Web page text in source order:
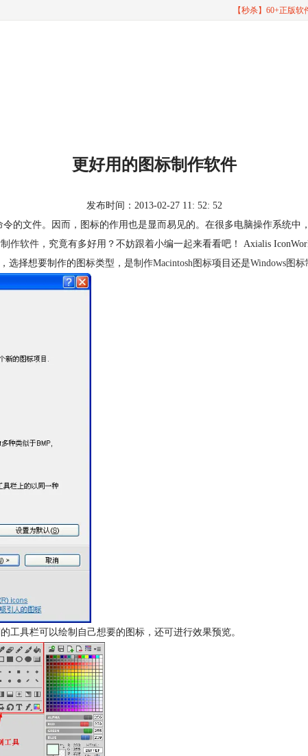
【秒杀】60+正版
更好用的图标制作软件
发布时间：2013-02-27 11: 52: 52
的文件。因而，图标的作用也是显而易见的。在很多电脑操作系统
作软件 ，究竟有多好用？不妨跟着小编一起来看看吧！ Axialis
选择想要制作的图标类型，是制作Macintosh图标项目还是Windows图标
工具栏可以绘制自己想要的图标，还可进行效果预览。